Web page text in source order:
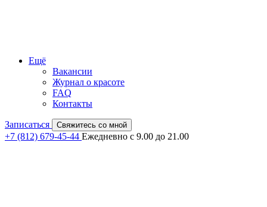
Ещё
Вакансии
Журнал о красоте
FAQ
Контакты
Записаться Свяжитесь со мной
+7 (812) 679-45-44 Ежедневно с 9.00 до 21.00